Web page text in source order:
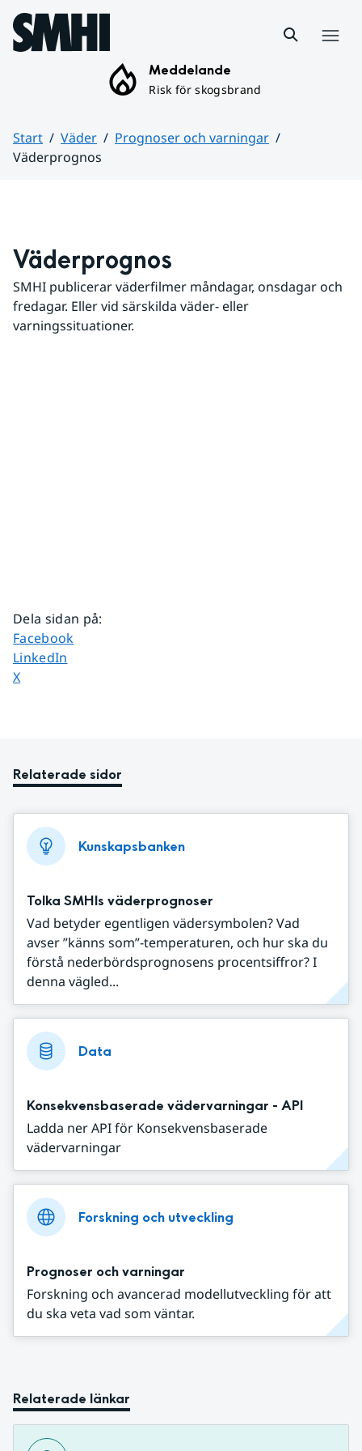
Hoppa till sidans innehåll
Meddelande
Risk för skogsbrand
Start Väder
Prognoser och varningar
Väderprognos
Väderprognos
SMHI publicerar väderfilmer måndagar, onsdagar och
fredagar. Eller vid särskilda väder- eller
varningssituationer.
Dela sidan på:
Dela sidan på
Facebook
Dela sidan på
LinkedIn
Dela sidan på
X
Relaterade sidor
Kunskapsbanken
Tolka SMHIs väderprognoser
Vad betyder egentligen vädersymbolen? Vad
avser ”känns som”-temperaturen, och hur ska du
förstå nederbördsprognosens procentsiffror? I
denna vägled...
Data
Konsekvensbaserade vädervarningar - API
Ladda ner API för Konsekvensbaserade
vädervarningar
Forskning och utveckling
Prognoser och varningar
Forskning och avancerad modellutveckling för att
du ska veta vad som väntar.
Relaterade länkar